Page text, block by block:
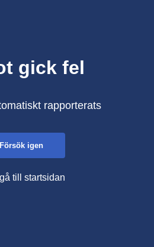
gick fel
rapporterats
Försök igen
till startsidan